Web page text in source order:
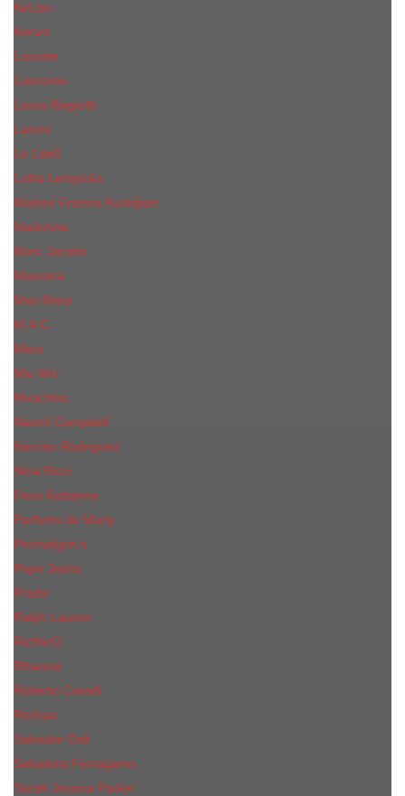
КиLian
Kenzo
Lacoste
Lancome
Laura Biagiotti
Lanvin
Lе Lab0
Lolita Lempicka
Maison Francis Kurkdjian
Madonna
Marc Jacobs
Mancera
Max Mara
M.А.C.
Mexx
Miu Miu
Mоsсhino
Naomi Campbell
Narciso Rodriguez
Nina Ricci
Paco Rabanne
Parfums de Marly
Penhaligon's
Pepe Jeans
Prada
Ralph Lauren
RicHarD
Rihanna
Roberto Cavalli
Rochas
Salvador Dali
Salvatore Ferragamo
Sarah Jessica Parker